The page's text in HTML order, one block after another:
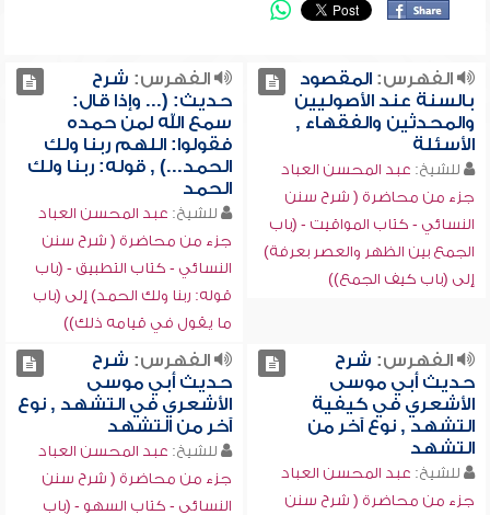
الفهرس:المقصود
بالسنة عند الأصوليين
والمحدثين والفقهاء ,
الأسئلة
للشيخ: عبد المحسن العباد
جزء من محاضرة ( شرح سنن
النسائي - كتاب المواقيت - (باب
الجمع بين الظهر والعصر بعرفة)
إلى (باب كيف الجمع))
الفهرس: شرح
حديث: (... وإذا قال:
سمع الله لمن حمده
فقولوا: اللهم ربنا ولك
الحمد...) , قوله: ربنا ولك
الحمد
للشيخ: عبد المحسن العباد
جزء من محاضرة ( شرح سنن
النسائي - كتاب التطبيق - (باب
قوله: ربنا ولك الحمد) إلى (باب
ما يقول في قيامه ذلك))
الفهرس: شرح
حديث أبي موسى
الأشعري في كيفية
التشهد , نوع آخر من
التشهد
للشيخ: عبد المحسن العباد
جزء من محاضرة ( شرح سنن
الفهرس: شرح
حديث أبي موسى
الأشعري في التشهد , نوع
آخر من التشهد
للشيخ: عبد المحسن العباد
جزء من محاضرة ( شرح سنن
النسائي - كتاب السهو - (باب